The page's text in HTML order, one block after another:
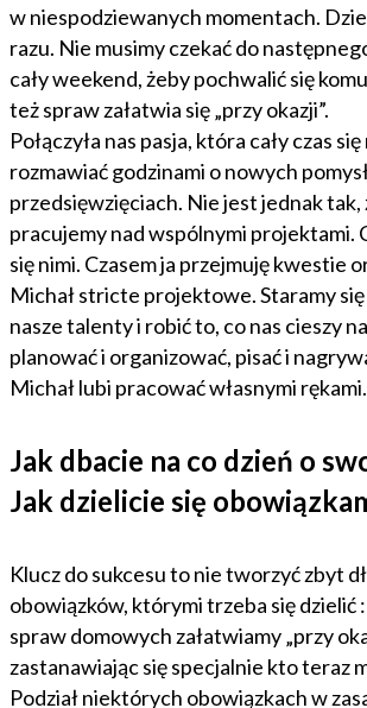
w niespodziewanych momentach.
razu. Nie musimy czekać do
cały weekend, żeby pochwalić się
też spraw załatwia się „przy okazji”.
Połączyła nas pasja, która cały czas
rozmawiać godzinami o nowych
przedsięwzięciach. Nie jest jednak tak,
pracujemy nad wspólnymi projektami.
się nimi. Czasem ja przejmuję kwestie
Michał stricte projektowe. Staramy
nasze talenty i robić to, co nas cieszy
planować i organizować, pisać i
Michał lubi pracować własnymi rękami.
Jak dbacie na co dzień o
Jak dzielicie się
Klucz do sukcesu to nie tworzyć zbyt
obowiązków, którymi trzeba się dzielić
spraw domowych załatwiamy „przy
zastanawiając się specjalnie kto teraz
Podział niektórych obowiązkach w